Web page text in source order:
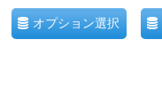
オプション選択